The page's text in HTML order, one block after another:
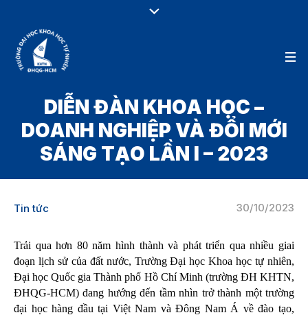
DIỄN ĐÀN KHOA HỌC –
DOANH NGHIỆP VÀ ĐỔI MỚI
SÁNG TẠO LẦN I – 2023
30/10/2023
Tin tức
Trải qua hơn 80 năm hình thành và phát triển qua nhiều giai
đoạn lịch sử của đất nước, Trường Đại học Khoa học tự nhiên,
Đại học Quốc gia Thành phố Hồ Chí Minh (trường ĐH KHTN,
ĐHQG-HCM) đang hướng đến tầm nhìn trở thành một trường
đại học hàng đầu tại Việt Nam và Đông Nam Á về đào tạo,